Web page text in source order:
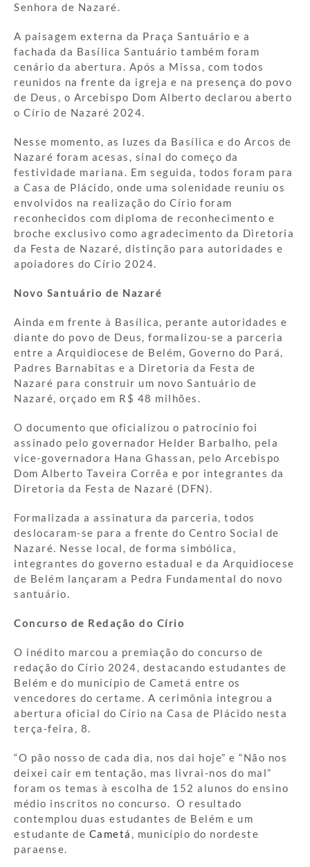
Senhora de Nazaré.
A paisagem externa da Praça Santuário e a
fachada da Basílica Santuário também foram
cenário da abertura. Após a Missa, com todos
reunidos na frente da igreja e na presença do povo
de Deus, o Arcebispo Dom Alberto declarou aberto
o Círio de Nazaré 2024.
Nesse momento, as luzes da Basílica e do Arcos de
Nazaré foram acesas, sinal do começo da
festividade mariana. Em seguida, todos foram para
a Casa de Plácido, onde uma solenidade reuniu os
envolvidos na realização do Círio foram
reconhecidos com diploma de reconhecimento e
broche exclusivo como agradecimento da Diretoria
da Festa de Nazaré, distinção para autoridades e
apoiadores do Círio 2024.
Novo Santuário de Nazaré
Ainda em frente à Basílica, perante autoridades e
diante do povo de Deus, formalizou-se a parceria
entre a Arquidiocese de Belém, Governo do Pará,
Padres Barnabitas e a Diretoria da Festa de
Nazaré para construir um novo Santuário de
Nazaré, orçado em R$ 48 milhões.
O documento que oficializou o patrocínio foi
assinado pelo governador Helder Barbalho, pela
vice-governadora Hana Ghassan, pelo Arcebispo
Dom Alberto Taveira Corrêa e por integrantes da
Diretoria da Festa de Nazaré (DFN).
Formalizada a assinatura da parceria, todos
deslocaram-se para a frente do Centro Social de
Nazaré. Nesse local, de forma simbólica,
integrantes do governo estadual e da Arquidiocese
de Belém lançaram a Pedra Fundamental do novo
santuário.
Concurso de Redação do Círio
O inédito marcou a premiação do concurso de
redação do Círio 2024, destacando estudantes de
Belém e do município de Cametá entre os
vencedores do certame. A cerimônia integrou a
abertura oficial do Círio na Casa de Plácido nesta
terça-feira, 8.
“O pão nosso de cada dia, nos dai hoje” e “Não nos
deixei cair em tentação, mas livrai-nos do mal”
foram os temas à escolha de 152 alunos do ensino
médio inscritos no concurso. O resultado
contemplou duas estudantes de Belém e um
estudante de Cametá , município do nordeste
paraense.